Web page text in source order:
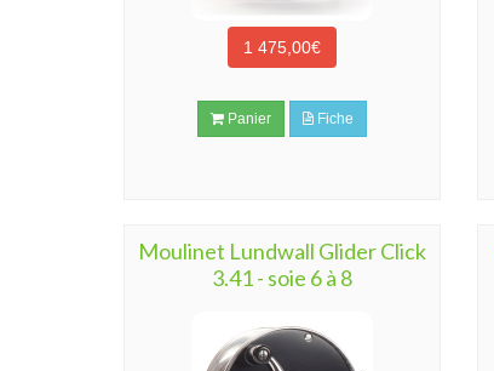
1 475,00€
Panier Fiche
Moulinet Lundwall Glider Click
3.41 - soie 6 à 8